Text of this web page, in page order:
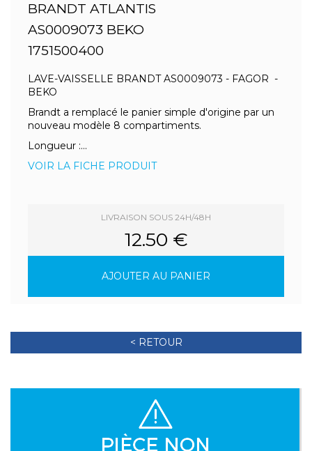
BRANDT ATLANTIS
AS0009073 BEKO
1751500400
LAVE-VAISSELLE BRANDT AS0009073 - FAGOR -
BEKO
Brandt a remplacé le panier simple d'origine par un
nouveau modèle 8 compartiments.
Longueur :...
VOIR LA FICHE PRODUIT
LIVRAISON SOUS 24H/48H
12.50 €
AJOUTER AU PANIER
< RETOUR